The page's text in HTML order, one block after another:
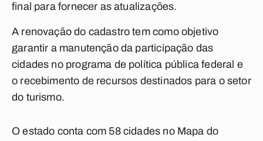
final para fornecer as atualizações.
A renovação do cadastro tem como objetivo
garantir a manutenção da participação das
cidades no programa de política pública federal e
o recebimento de recursos destinados para o setor
do turismo.
O estado conta com 58 cidades no Mapa do